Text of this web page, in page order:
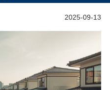
2025-09-13